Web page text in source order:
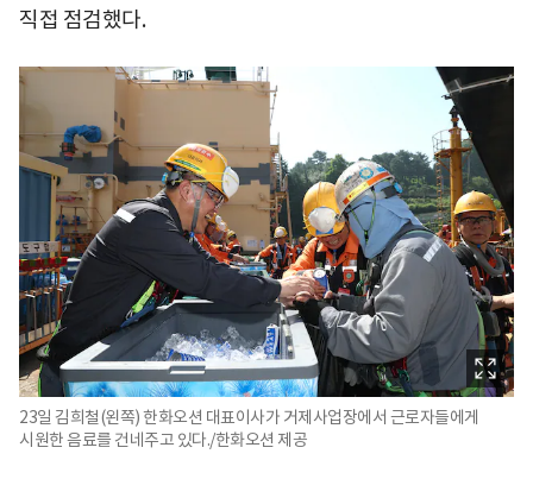
직접 점검했다.
23일 김희철(왼쪽) 한화오션 대표이사가 거제사업장에서 근로자들에게
시원한 음료를 건네주고 있다./한화오션 제공